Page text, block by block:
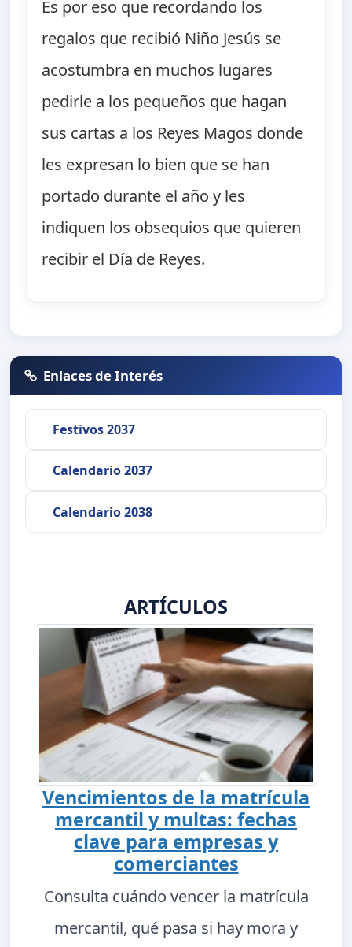
Es por eso que recordando los
regalos que recibió Niño Jesús se
acostumbra en muchos lugares
pedirle a los pequeños que hagan
sus cartas a los Reyes Magos donde
les expresan lo bien que se han
portado durante el año y les
indiquen los obsequios que quieren
recibir el Día de Reyes.
Enlaces de Interés
Festivos 2037
Calendario 2037
Calendario 2038
ARTÍCULOS
Vencimientos de la matrícula
mercantil y multas: fechas
clave para empresas y
comerciantes
Consulta cuándo vencer la matrícula
mercantil, qué pasa si hay mora y